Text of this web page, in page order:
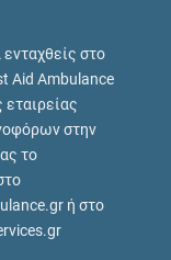
ενταχθείς στο
Aid Ambulance
στην
το
ή στο